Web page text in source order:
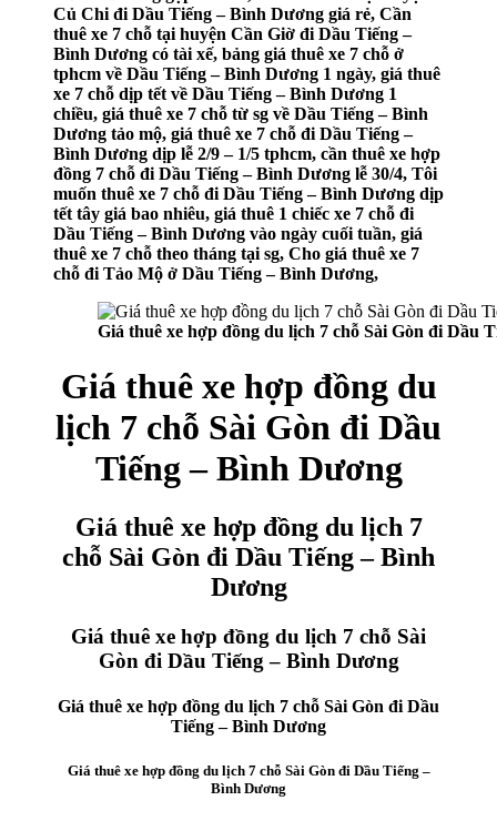
Củ Chi đi Dầu Tiếng – Bình Dương giá rẻ, Cần
thuê xe 7 chỗ tại huyện Cần Giờ đi Dầu Tiếng –
Bình Dương có tài xế, bảng giá thuê xe 7 chỗ ở
tphcm về Dầu Tiếng – Bình Dương 1 ngày, giá thuê
xe 7 chỗ dịp tết về Dầu Tiếng – Bình Dương 1
chiều, giá thuê xe 7 chỗ từ sg về Dầu Tiếng – Bình
Dương tảo mộ, giá thuê xe 7 chỗ đi Dầu Tiếng –
Bình Dương dịp lễ 2/9 – 1/5 tphcm, cần thuê xe hợp
đồng 7 chỗ đi Dầu Tiếng – Bình Dương lễ 30/4, Tôi
muốn thuê xe 7 chỗ đi Dầu Tiếng – Bình Dương dịp
tết tây giá bao nhiêu, giá thuê 1 chiếc xe 7 chỗ đi
Dầu Tiếng – Bình Dương vào ngày cuối tuần, giá
thuê xe 7 chỗ theo tháng tại sg, Cho giá thuê xe 7
chỗ đi Tảo Mộ ở Dầu Tiếng – Bình Dương,
Giá thuê xe hợp đồng du lịch 7 chỗ Sài Gòn đi Dầu
Giá thuê xe hợp đồng du
lịch 7 chỗ Sài Gòn đi Dầu
Tiếng – Bình Dương
Giá thuê xe hợp đồng du lịch 7
chỗ Sài Gòn đi Dầu Tiếng – Bình
Dương
Giá thuê xe hợp đồng du lịch 7 chỗ Sài
Gòn đi Dầu Tiếng – Bình Dương
Giá thuê xe hợp đồng du lịch 7 chỗ Sài Gòn đi Dầu
Tiếng – Bình Dương
Giá thuê xe hợp đồng du lịch 7 chỗ Sài Gòn đi Dầu Tiếng –
Bình Dương